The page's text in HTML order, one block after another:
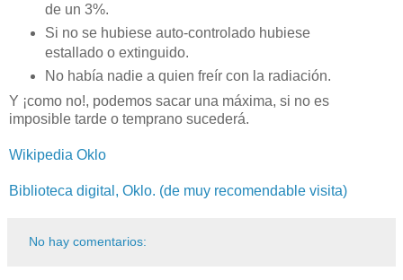
de un 3%.
Si no se hubiese auto-controlado hubiese
estallado o extinguido.
No había nadie a quien freír con la radiación.
Y ¡como no!, podemos sacar una máxima, si no es
imposible tarde o temprano sucederá.
Wikipedia Oklo
Biblioteca digital, Oklo. (de muy recomendable visita)
No hay comentarios: